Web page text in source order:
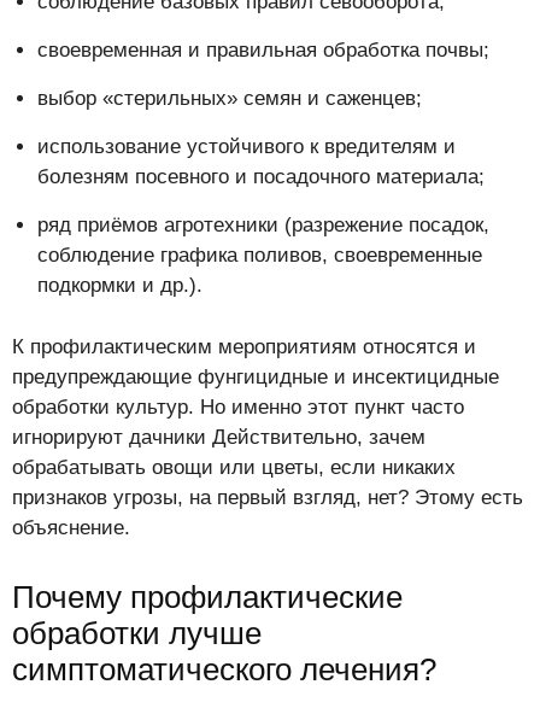
своевременная и правильная обработка почвы;
выбор «стерильных» семян и саженцев;
использование устойчивого к вредителям и
болезням посевного и посадочного материала;
ряд приёмов агротехники (разрежение посадок,
соблюдение графика поливов, своевременные
подкормки и др.).
К профилактическим мероприятиям относятся и
предупреждающие фунгицидные и инсектицидные
обработки культур. Но именно этот пункт часто
игнорируют дачники Действительно, зачем
обрабатывать овощи или цветы, если никаких
признаков угрозы, на первый взгляд, нет? Этому есть
объяснение.
Почему профилактические
обработки лучше
симптоматического лечения?